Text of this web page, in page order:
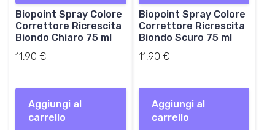
Biopoint Spray Colore
Correttore Ricrescita
Biondo Chiaro 75 ml
11,90 €
Aggiungi al
carrello
Biopoint Spray Colore
Correttore Ricrescita
Biondo Scuro 75 ml
11,90 €
Aggiungi al
carrello